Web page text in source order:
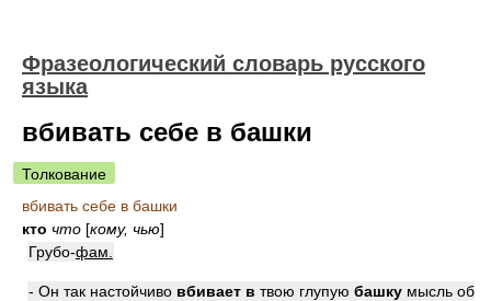
Фразеологический словарь русского
языка
вбивать себе в башки
Толкование
вбивать себе в башки
кто что [кому, чью]
Грубо-фам.
- Он так настойчиво вбивает в твою глупую башку мысль об